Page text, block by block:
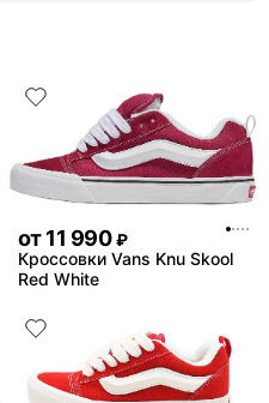
от11 990 ₽
Кроссовки Vans Knu Skool
Red White